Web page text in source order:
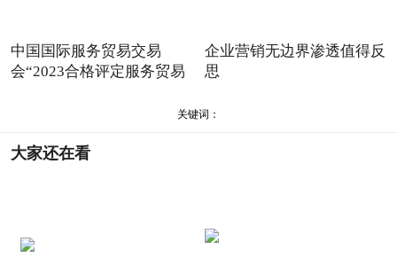
中国国际服务贸易交易
会“2023合格评定服务贸易
企业营销无边界渗透值得反
思
关键词：
大家还在看